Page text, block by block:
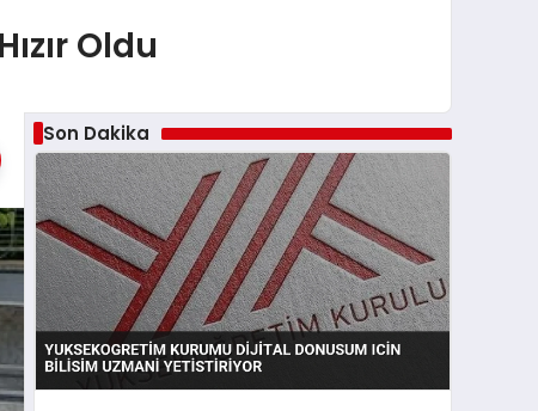
Oldu
Son Dakika